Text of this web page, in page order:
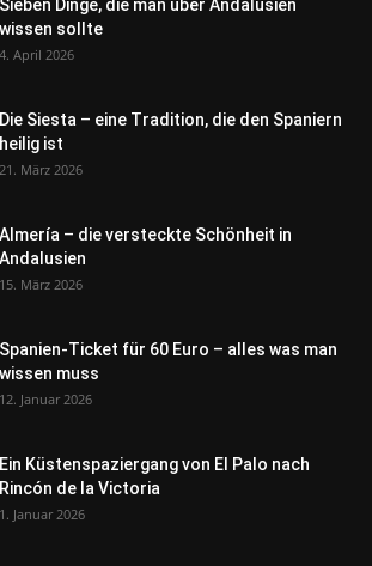
Sieben Dinge, die man über Andalusien
wissen sollte
4. April 2026
Die Siesta – eine Tradition, die den Spaniern
heilig ist
21. März 2026
Almería – die versteckte Schönheit in
Andalusien
15. März 2026
Spanien-Ticket für 60 Euro – alles was man
wissen muss
12. Januar 2026
Ein Küstenspaziergang von El Palo nach
Rincón de la Victoria
1. Januar 2026